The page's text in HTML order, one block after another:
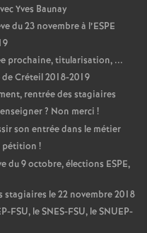
Yves Baunay
du 23 novembre à l’ESPE
prochaine, titularisation, ...
Créteil 2018-2019
rentrée des stagiaires
? Non merci !
son entrée dans le métier
pétition !
du 9 octobre, élections ESPE,
le 22 novembre 2018
-FSU, leSNES-FSU, leSNUEP-